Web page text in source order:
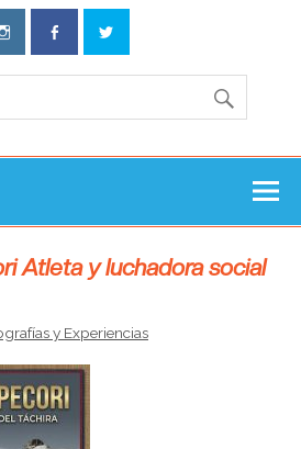
Experience
Atleta y luchadora social
y Experiencias